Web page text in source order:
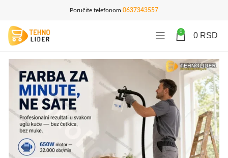
Poručite telefonom 0637343557
0 0 RSD